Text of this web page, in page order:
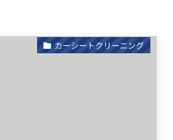
カーシートクリーニング